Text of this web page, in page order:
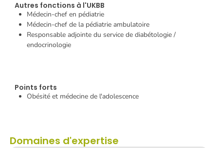
Autres fonctions à l'UKBB
Médecin-chef en pédiatrie
Médecin-chef de la pédiatrie ambulatoire
Responsable adjointe du service de diabétologie /
endocrinologie
Points forts
Obésité et médecine de l'adolescence
Domaines d'expertise